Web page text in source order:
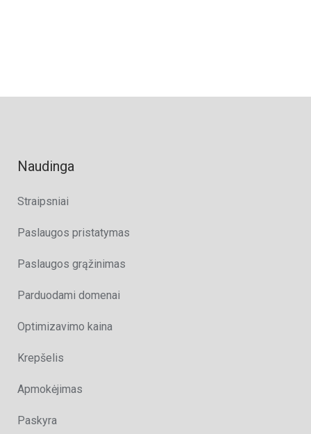
Naudinga
Straipsniai
Paslaugos pristatymas
Paslaugos grąžinimas
Parduodami domenai
Optimizavimo kaina
Krepšelis
Apmokėjimas
Paskyra